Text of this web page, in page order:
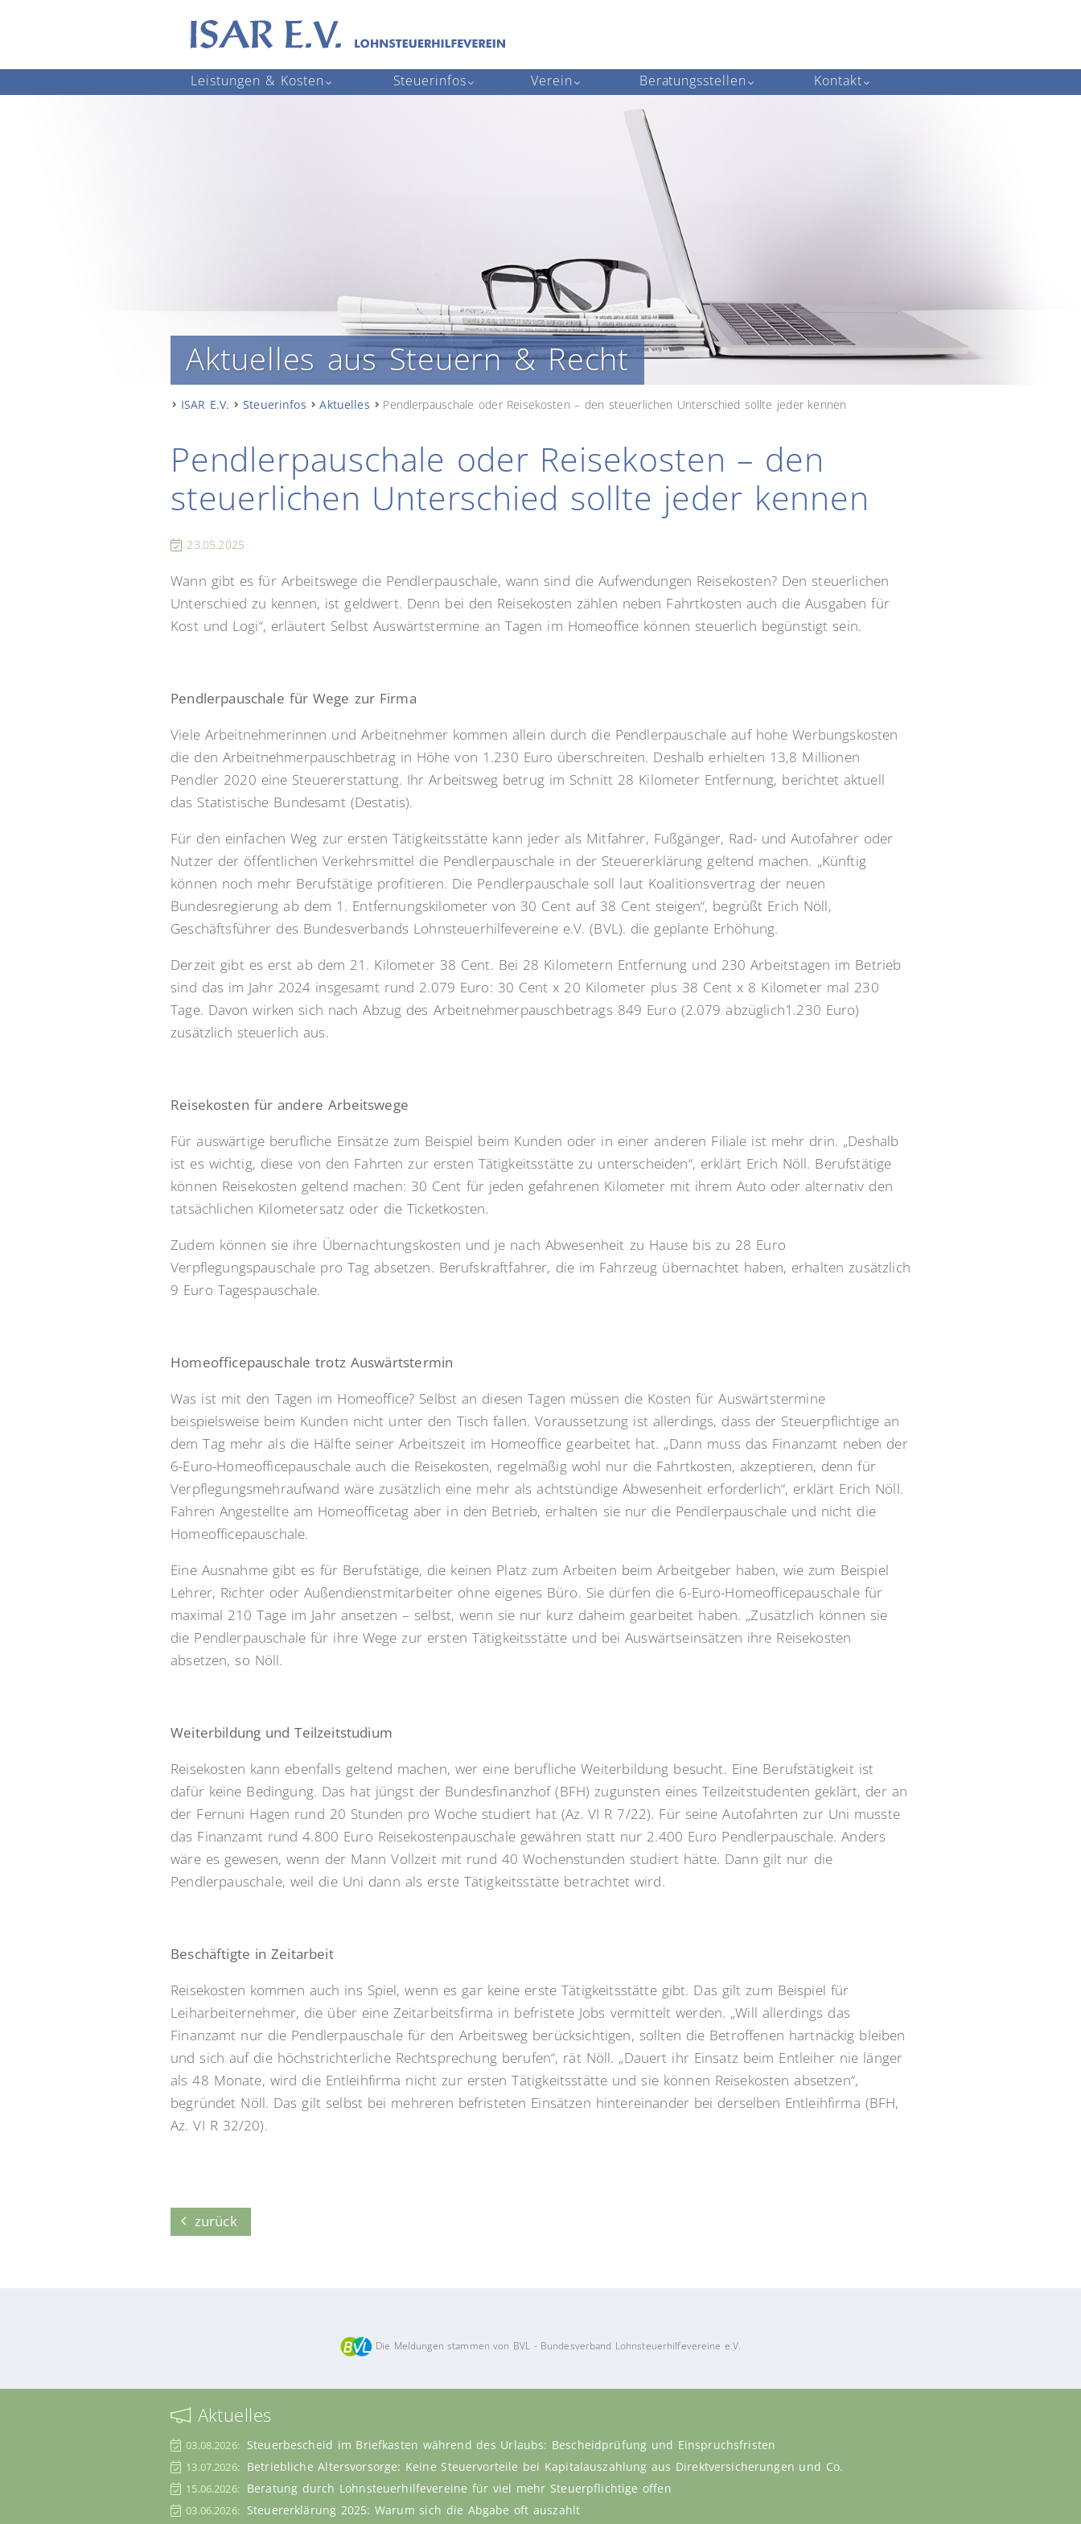
Navigation
Leistungen & Kosten Steuerinfos Verein Beratungsstellen Kontakt
Aktuelles aus Steuern & Recht
ISAR E.V. Steuerinfos Aktuelles Pendlerpauschale oder Reisekosten – den steuerlichen Unterschied sollte jeder kennen
Pendlerpauschale oder Reisekosten – den
steuerlichen Unterschied sollte jeder kennen
23.05.2025
Wann gibt es für Arbeitswege die Pendlerpauschale, wann sind die Aufwendungen Reisekosten? Den steuerlichen
Unterschied zu kennen, ist geldwert. Denn bei den Reisekosten zählen neben Fahrtkosten auch die Ausgaben für
Kost und Logi“, erläutert Selbst Auswärtstermine an Tagen im Homeoffice können steuerlich begünstigt sein.
Pendlerpauschale für Wege zur Firma
Viele Arbeitnehmerinnen und Arbeitnehmer kommen allein durch die Pendlerpauschale auf hohe Werbungskosten
die den Arbeitnehmerpauschbetrag in Höhe von 1.230 Euro überschreiten. Deshalb erhielten 13,8 Millionen
Pendler 2020 eine Steuererstattung. Ihr Arbeitsweg betrug im Schnitt 28 Kilometer Entfernung, berichtet aktuell
das Statistische Bundesamt (Destatis).
Für den einfachen Weg zur ersten Tätigkeitsstätte kann jeder als Mitfahrer, Fußgänger, Rad- und Autofahrer oder
Nutzer der öffentlichen Verkehrsmittel die Pendlerpauschale in der Steuererklärung geltend machen. „Künftig
können noch mehr Berufstätige profitieren. Die Pendlerpauschale soll laut Koalitionsvertrag der neuen
Bundesregierung ab dem 1. Entfernungskilometer von 30 Cent auf 38 Cent steigen“, begrüßt Erich Nöll,
Geschäftsführer des Bundesverbands Lohnsteuerhilfevereine e.V. (BVL). die geplante Erhöhung.
Derzeit gibt es erst ab dem 21. Kilometer 38 Cent. Bei 28 Kilometern Entfernung und 230 Arbeitstagen im Betrieb
sind das im Jahr 2024 insgesamt rund 2.079 Euro: 30 Cent x 20 Kilometer plus 38 Cent x 8 Kilometer mal 230
Tage. Davon wirken sich nach Abzug des Arbeitnehmerpauschbetrags 849 Euro (2.079 abzüglich1.230 Euro)
zusätzlich steuerlich aus.
Reisekosten für andere Arbeitswege
Für auswärtige berufliche Einsätze zum Beispiel beim Kunden oder in einer anderen Filiale ist mehr drin. „Deshalb
ist es wichtig, diese von den Fahrten zur ersten Tätigkeitsstätte zu unterscheiden“, erklärt Erich Nöll. Berufstätige
können Reisekosten geltend machen: 30 Cent für jeden gefahrenen Kilometer mit ihrem Auto oder alternativ den
tatsächlichen Kilometersatz oder die Ticketkosten.
Zudem können sie ihre Übernachtungskosten und je nach Abwesenheit zu Hause bis zu 28 Euro
Verpflegungspauschale pro Tag absetzen. Berufskraftfahrer, die im Fahrzeug übernachtet haben, erhalten zusätzlich
9 Euro Tagespauschale.
Homeofficepauschale trotz Auswärtstermin
Was ist mit den Tagen im Homeoffice? Selbst an diesen Tagen müssen die Kosten für Auswärtstermine
beispielsweise beim Kunden nicht unter den Tisch fallen. Voraussetzung ist allerdings, dass der Steuerpflichtige an
dem Tag mehr als die Hälfte seiner Arbeitszeit im Homeoffice gearbeitet hat. „Dann muss das Finanzamt neben der
6-Euro-Homeofficepauschale auch die Reisekosten, regelmäßig wohl nur die Fahrtkosten, akzeptieren, denn für
Verpflegungsmehraufwand wäre zusätzlich eine mehr als achtstündige Abwesenheit erforderlich“, erklärt Erich Nöll.
Fahren Angestellte am Homeofficetag aber in den Betrieb, erhalten sie nur die Pendlerpauschale und nicht die
Homeofficepauschale.
Eine Ausnahme gibt es für Berufstätige, die keinen Platz zum Arbeiten beim Arbeitgeber haben, wie zum Beispiel
Lehrer, Richter oder Außendienstmitarbeiter ohne eigenes Büro. Sie dürfen die 6-Euro-Homeofficepauschale für
maximal 210 Tage im Jahr ansetzen – selbst, wenn sie nur kurz daheim gearbeitet haben. „Zusätzlich können sie
die Pendlerpauschale für ihre Wege zur ersten Tätigkeitsstätte und bei Auswärtseinsätzen ihre Reisekosten
absetzen, so Nöll.
Weiterbildung und Teilzeitstudium
Reisekosten kann ebenfalls geltend machen, wer eine berufliche Weiterbildung besucht. Eine Berufstätigkeit ist
dafür keine Bedingung. Das hat jüngst der Bundesfinanzhof (BFH) zugunsten eines Teilzeitstudenten geklärt, der an
der Fernuni Hagen rund 20 Stunden pro Woche studiert hat (Az. VI R 7/22). Für seine Autofahrten zur Uni musste
das Finanzamt rund 4.800 Euro Reisekostenpauschale gewähren statt nur 2.400 Euro Pendlerpauschale. Anders
wäre es gewesen, wenn der Mann Vollzeit mit rund 40 Wochenstunden studiert hätte. Dann gilt nur die
Pendlerpauschale, weil die Uni dann als erste Tätigkeitsstätte betrachtet wird.
Beschäftigte in Zeitarbeit
Reisekosten kommen auch ins Spiel, wenn es gar keine erste Tätigkeitsstätte gibt. Das gilt zum Beispiel für
Leiharbeiternehmer, die über eine Zeitarbeitsfirma in befristete Jobs vermittelt werden. „Will allerdings das
Finanzamt nur die Pendlerpauschale für den Arbeitsweg berücksichtigen, sollten die Betroffenen hartnäckig bleiben
und sich auf die höchstrichterliche Rechtsprechung berufen“, rät Nöll. „Dauert ihr Einsatz beim Entleiher nie länger
als 48 Monate, wird die Entleihfirma nicht zur ersten Tätigkeitsstätte und sie können Reisekosten absetzen“,
begründet Nöll. Das gilt selbst bei mehreren befristeten Einsätzen hintereinander bei derselben Entleihfirma (BFH,
Az. VI R 32/20).
zurück
Die Meldungen stammen von BVL - Bundesverband Lohnsteuerhilfevereine e.V.
Aktuelles
03.08.2026: Steuerbescheid im Briefkasten während des Urlaubs: Bescheidprüfung und Einspruchsfristen
13.07.2026: Betriebliche Altersvorsorge: Keine Steuervorteile bei Kapitalauszahlung aus Direktversicherungen und Co.
15.06.2026: Beratung durch Lohnsteuerhilfevereine für viel mehr Steuerpflichtige offen
03.06.2026: Steuererklärung 2025: Warum sich die Abgabe oft auszahlt